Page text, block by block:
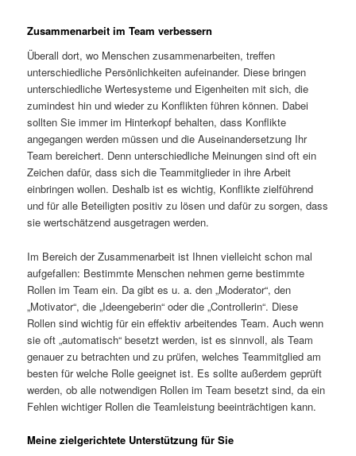
Zusammenarbeit im Team verbessern
Überall dort, wo Menschen zusammenarbeiten, treffen
unterschiedliche Persönlichkeiten aufeinander. Diese bringen
unterschiedliche Wertesysteme und Eigenheiten mit sich, die
zumindest hin und wieder zu Konflikten führen können. Dabei
sollten Sie immer im Hinterkopf behalten, dass Konflikte
angegangen werden müssen und die Auseinandersetzung Ihr
Team bereichert. Denn unterschiedliche Meinungen sind oft ein
Zeichen dafür, dass sich die Teammitglieder in ihre Arbeit
einbringen wollen. Deshalb ist es wichtig, Konflikte zielführend
und für alle Beteiligten positiv zu lösen und dafür zu sorgen, dass
sie wertschätzend ausgetragen werden.
Im Bereich der Zusammenarbeit ist Ihnen vielleicht schon mal
aufgefallen: Bestimmte Menschen nehmen gerne bestimmte
Rollen im Team ein. Da gibt es u. a. den „Moderator“, den
„Motivator“, die „Ideengeberin“ oder die „Controllerin“. Diese
Rollen sind wichtig für ein effektiv arbeitendes Team. Auch wenn
sie oft „automatisch“ besetzt werden, ist es sinnvoll, als Team
genauer zu betrachten und zu prüfen, welches Teammitglied am
besten für welche Rolle geeignet ist. Es sollte außerdem geprüft
werden, ob alle notwendigen Rollen im Team besetzt sind, da ein
Fehlen wichtiger Rollen die Teamleistung beeinträchtigen kann.
Meine zielgerichtete Unterstützung für Sie